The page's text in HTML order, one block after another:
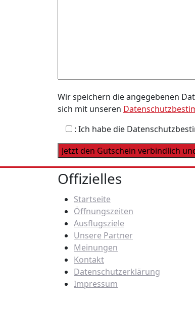
Wir speichern die angegebenen
sich mit unseren
: Ich habe die
Offizielles
Startseite
Öffnungszeiten
Ausflugsziele
Unsere Partner
Meinungen
Kontakt
Datenschutzerklärung
Impressum